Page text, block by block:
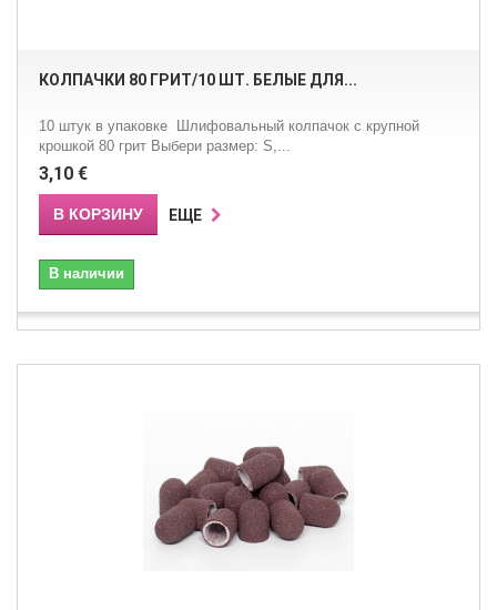
КОЛПАЧКИ 80 ГРИТ/10 ШТ. БЕЛЫЕ ДЛЯ...
10 штук в упаковке Шлифовальный колпачок с крупной
крошкой 80 грит Выбери размер: S,...
3,10 €
В КОРЗИНУ ЕЩЕ
В наличии